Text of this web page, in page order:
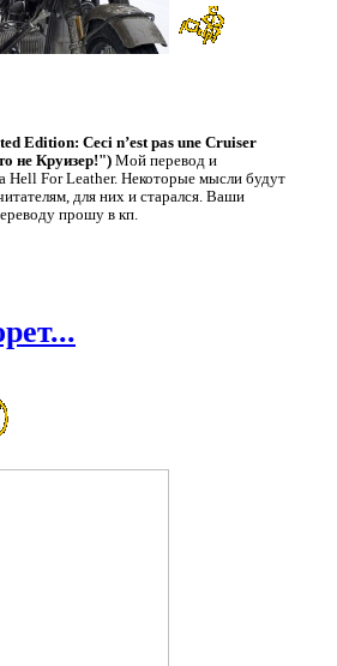
Edition: Ceci n’est pas une Cruiser
не Круизер!") Мой перевод и
Hell For Leather. Некоторые мысли будут
для них и старался. Ваши
прошу в кп.